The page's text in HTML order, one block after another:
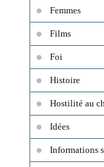
Femmes
Films
Foi
Histoire
Hostilité au
Idées
Informations